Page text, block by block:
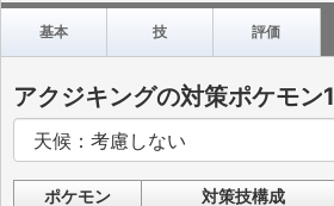
基本 技 評価
アクジキングの対策ポケモン
ポケモン 対策技構成